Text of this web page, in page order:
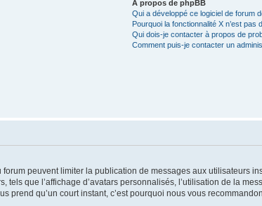
À propos de phpBB
Qui a développé ce logiciel de forum
Pourquoi la fonctionnalité X n’est pas
Qui dois-je contacter à propos de
Comment puis-je contacter un
peuvent limiter la publication de messages aux utilisateurs
que l’affichage d’avatars personnalisés, l’utilisation de la
prend qu’un court instant, c’est pourquoi nous vous